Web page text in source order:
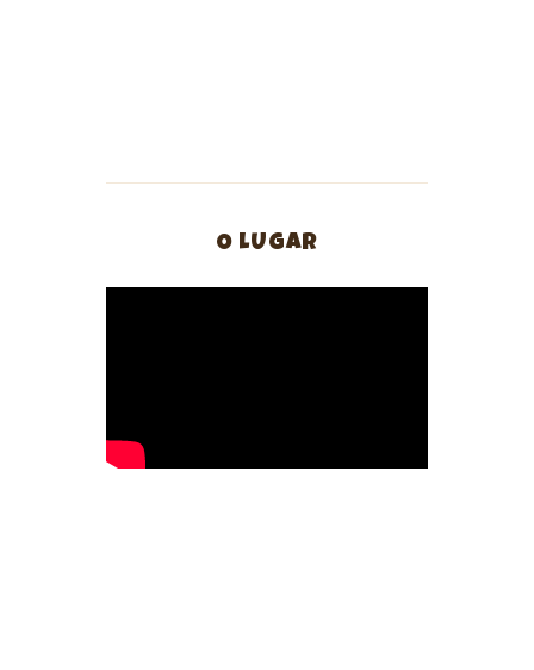
O LUGAR